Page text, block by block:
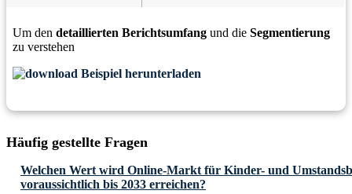
Um den detaillierten Berichtsumfang und die Segmentierung
zu verstehen
Beispiel herunterladen
Häufig gestellte Fragen
Welchen Wert wird Online-Markt für Kinder- und
voraussichtlich bis 2033 erreichen?